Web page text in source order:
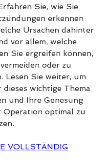
Sie, wie Sie
erkennen
Ursachen dahinter
vor allem, welche
Sie ergreifen können,
oder zu
Lesen Sie weiter, um
dieses wichtige Thema
und Ihre Genesung
Operation optimal zu
VOLLSTÄNDIG